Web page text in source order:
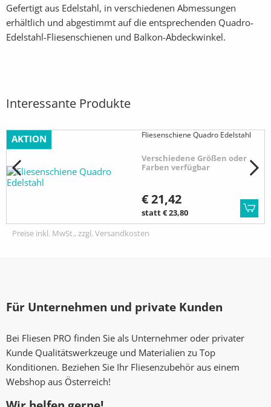
Gefertigt aus Edelstahl, in verschiedenen Abmessungen
erhältlich und abgestimmt auf die entsprechenden Quadro-
Edelstahl-Fliesenschienen und Balkon-Abdeckwinkel.
Interessante Produkte
AKTION Fliesenschiene Quadro Edelstahl
Verschiedene Größen oder
Farben verfügbar
€ 21,42
statt € 23,80
Preise inkl. MwSt., zzgl. Versandkosten
Für Unternehmen und private Kunden
Bei Fliesen PRO finden Sie als Unternehmer oder privater
Kunde Qualitätswerkzeuge und Materialien zu Top
Konditionen. Beziehen Sie Ihr Fliesenzubehör aus einem
Webshop aus Österreich!